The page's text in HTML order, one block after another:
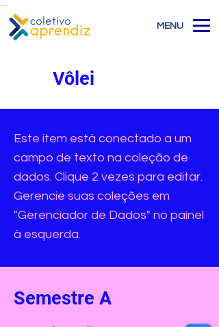
MENU
Vôlei
Este item está conectado a um
campo de texto na coleção de
dados. Clique 2 vezes para editar.
Gerencie suas coleções em
"Gerenciador de Dados" no painel
à esquerda.
Semestre A